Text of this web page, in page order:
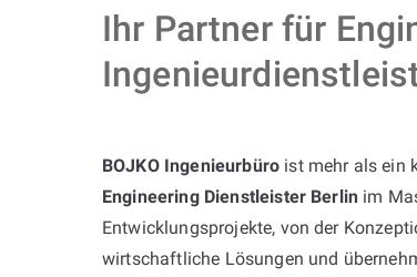
Ihr Partner für
BOJKO Ingenieurbüro ist mehr als ein
Engineering Dienstleister Berlin im
Entwicklungsprojekte, von der
wirtschaftliche Lösungen und